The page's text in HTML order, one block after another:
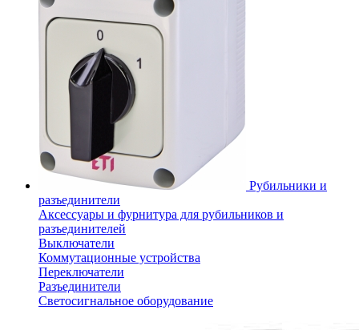
Рубильники и
разъединители
Аксессуары и фурнитура для рубильников и
разъединителей
Выключатели
Коммутационные устройства
Переключатели
Разъединители
Светосигнальное оборудование